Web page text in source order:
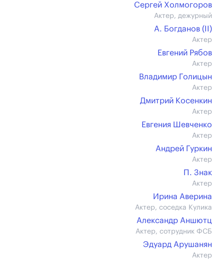
Сергей Холмогоров
Актер, дежурный
А. Богданов (II)
Актер
Евгений Рябов
Актер
Владимир Голицын
Актер
Дмитрий Косенкин
Актер
Евгения Шевченко
Актер
Андрей Гуркин
Актер
П. Знак
Актер
Ирина Аверина
Актер, соседка Кулика
Александр Аншютц
Актер, сотрудник ФСБ
Эдуард Арушанян
Актер